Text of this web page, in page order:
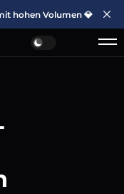
hohen Volumen 💎